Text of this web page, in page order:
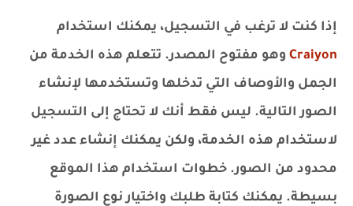
إذا كنت لا ترغب في التسجيل، يمكنك استخدام
Craiyon وهو مفتوح المصدر. تتعلم هذه الخدمة من
الجمل والأوصاف التي تدخلها وتستخدمها لإنشاء
الصور التالية. ليس فقط أنك لا تحتاج إلى التسجيل
لاستخدام هذه الخدمة، ولكن يمكنك إنشاء عدد غير
محدود من الصور. خطوات استخدام هذا الموقع
بسيطة. يمكنك كتابة طلبك واختيار نوع الصورة